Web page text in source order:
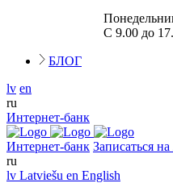
С 9.00 до
БЛОГ
lv en
ru
Интернет-банк
Интернет-банк Записаться
ru
lv Latviešu en English